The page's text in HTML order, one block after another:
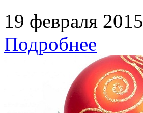
19 февраля 2015
Подробнее